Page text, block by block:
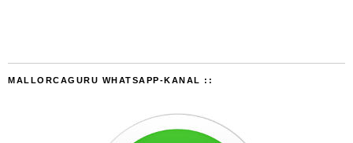
MALLORCAGURU WHATSAPP-KANAL ::